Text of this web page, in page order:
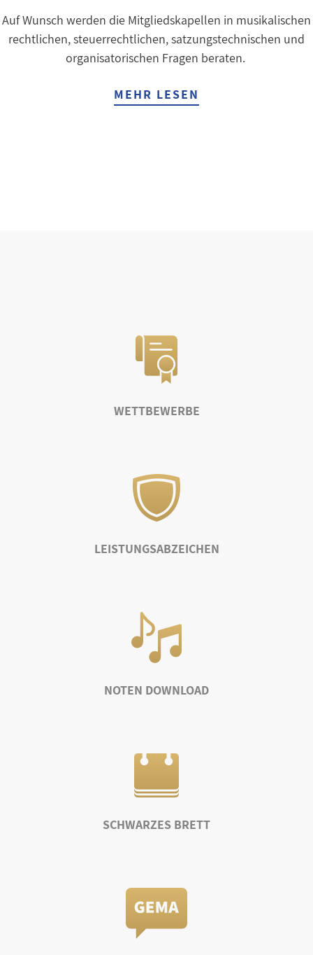
Auf Wunsch werden die Mitgliedskapellen in musikalischen
rechtlichen, steuerrechtlichen, satzungstechnischen und
organisatorischen Fragen beraten.
MEHR LESEN
WETTBEWERBE
LEISTUNGSABZEICHEN
NOTEN DOWNLOAD
SCHWARZES BRETT